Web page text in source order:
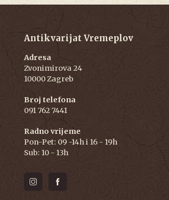
Antikvarijat Vremeplov
Adresa
Zvonimirova 24
10000 Zagreb
Broj telefona
091 762 7441
Radno vrijeme
Pon-Pet: 09 -14h i 16 - 19h
Sub: 10 - 13h